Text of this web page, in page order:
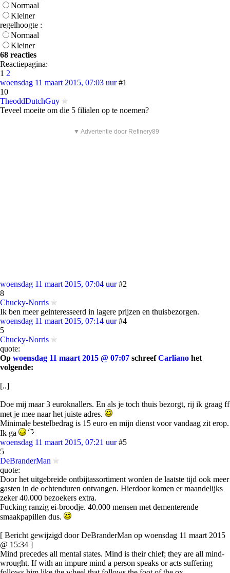
Normaal
Kleiner
regelhoogte :
Normaal
Kleiner
68 reacties
Reactiepagina:
1 2
woensdag 11 maart 2015, 07:03 uur #1
10
TheoddDutchGuy
Teveel moeite om die 5 filialen op te noemen?
▼ Advertentie door Refinery89
woensdag 11 maart 2015, 07:04 uur #2
8
Chucky-Norris
Ik ben meer geinteresseerd in lagere prijzen en thuisbezorgen.
woensdag 11 maart 2015, 07:14 uur #4
5
Chucky-Norris
quote:
Op woensdag 11 maart 2015 @ 07:07 schreefCarliano het
volgende:
[..]
Doe mij maar 3 euroknallers. En als je toch thuis bezorgt, rij ik graag ff
met je mee naar het juiste adres.
Minimale bestelbedrag is 15 euro en mijn dienst voor vandaag zit erop.
Ik ga
woensdag 11 maart 2015, 07:21 uur #5
5
DeBranderMan
quote:
Door het uitgebreide ontbijtassortiment worden de laatste tijd ook meer
gasten in de ochtenduren ontvangen. Hierdoor komen er maandelijks
zeker 40.000 bezoekers extra.
Fucking ranzig ei-broodje. 40.000 mensen met dementerende
smaakpapillen dus.
[ Bericht gewijzigd door DeBranderMan op woensdag 11 maart 2015
@ 15:34 ]
Mind precedes all mental states. Mind is their chief; they are all mind-
wrought. If with an impure mind a person speaks or acts suffering